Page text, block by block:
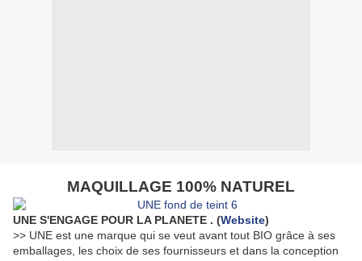
MAQUILLAGE 100% NATUREL
UNE S'ENGAGE POUR LA PLANETE . (Website)
>> UNE est une marque qui se veut avant tout BIO grâce à ses
emballages, les choix de ses fournisseurs et dans la conception